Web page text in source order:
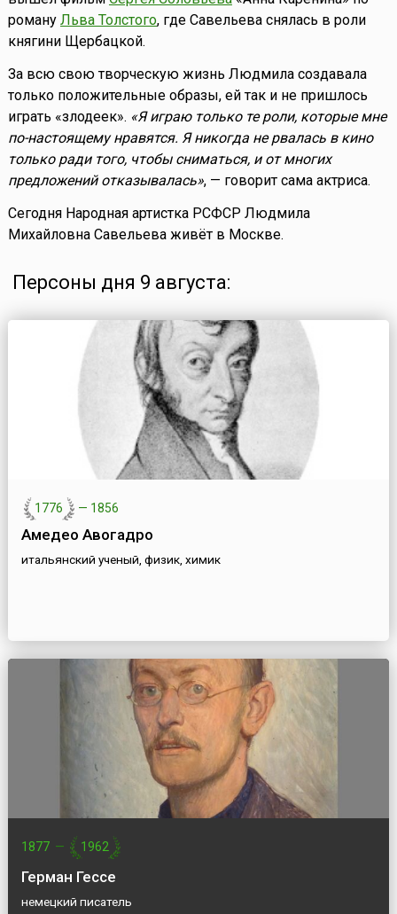
роману Льва Толстого, где Савельева снялась в роли
княгини Щербацкой.
За всю свою творческую жизнь Людмила создавала
только положительные образы, ей так и не пришлось
играть «злодеек». «Я играю только те роли, которые мне
по-настоящему нравятся. Я никогда не рвалась в кино
только ради того, чтобы сниматься, и от многих
предложений отказывалась», — говорит сама актриса.
Сегодня Народная артистка РСФСР Людмила
Михайловна Савельева живёт в Москве.
Персоны дня 9 августа:
1776 — 1856
Амедео Авогадро
итальянский ученый, физик, химик
1877 — 1962
Герман Гессе
немецкий писатель